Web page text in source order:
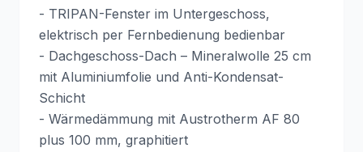
- TRIPAN-Fenster im Untergeschoss,
elektrisch per Fernbedienung bedienbar
- Dachgeschoss-Dach – Mineralwolle 25 cm
mit Aluminiumfolie und Anti-Kondensat-
Schicht
- Wärmedämmung mit Austrotherm AF 80
plus 100 mm, graphitiert